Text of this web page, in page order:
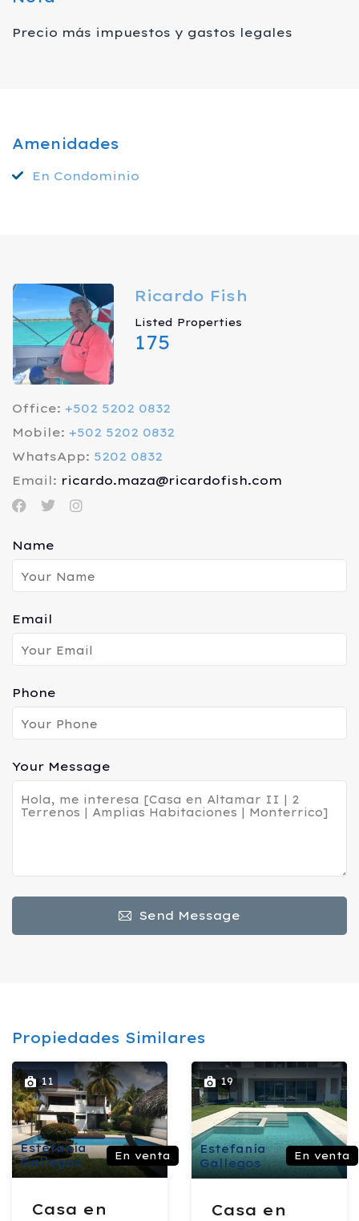
Precio más impuestos y gastos legales
Amenidades
En Condominio
Ricardo Fish
Listed Properties
175
Office: +502 5202 0832
Mobile: +502 5202 0832
WhatsApp: 5202 0832
Email: ricardo.maza@ricardofish.com
Name
Email
Phone
Your Message
Send Message
Propiedades Similares
11
Estefanía
Gallegos
En venta
Casa en
19
Estefanía
Gallegos
En venta
Casa en